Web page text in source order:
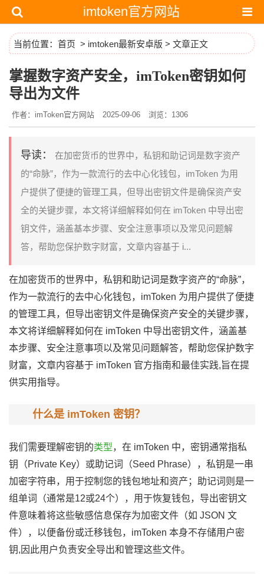
imtoken官方网站
当前位置： 首页 > imtoken最新安卓版 > 文章正文
掌握数字资产安全，imToken密钥如何
导出为文件
作者：imToken官方网站 2025-09-06 浏览：1306
导读：
在加密货币的世界中，私钥和助记词是数字资产
的“命脉”，作为一款流行的去中心化钱包，imToken 为用
户提供了便捷的管理工具，但导出密钥文件是确保资产安
全的关键步骤，本文将详细解释如何在 imToken 中导出密
钥文件，涵盖基本步骤、安全注意事项以及常见问题解
答，帮助您保护数字财富，文章内容基于 i...
在加密货币的世界中，私钥和助记词是数字资产的“命脉”，
作为一款流行的去中心化钱包，imToken 为用户提供了便捷
的管理工具，但导出密钥文件是确保资产安全的关键步骤，
本文将详细解释如何在 imToken 中导出密钥文件，涵盖基
本步骤、安全注意事项以及常见问题解答，帮助您保护数字
财富，文章内容基于 imToken 官方指南和最佳实践,旨在提
供实用指导。
什么是 imToken 密钥？
我们需要理解密钥的类型，在 imToken 中，密钥通常指私
钥（Private Key）或助记词（Seed Phrase），私钥是一串
加密字符串，用于控制您的钱包地址和资产；助记词则是一
组单词（通常是12或24个），用于恢复钱包，导出密钥文
件意味着将这些敏感信息保存为加密文件（如 JSON 文
件），以便备份或迁移钱包，imToken 本身不存储用户密
钥,因此用户负责安全导出和管理这些文件。